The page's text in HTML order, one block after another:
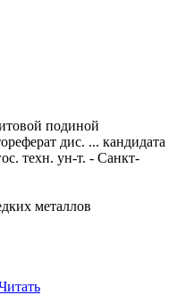
подиной
дис. ... кандидата
техн. ун-т. - Санкт-
металлов